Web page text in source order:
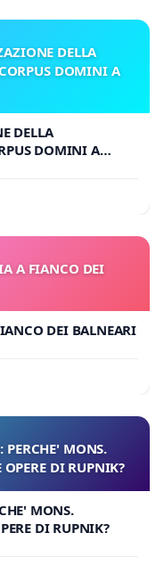
DELLA
DOMINI A
DELLA
DOMINI A
A FIANCO DEI
DEI BALNEARI
MONS.
DI RUPNIK?
MONS.
DI RUPNIK?